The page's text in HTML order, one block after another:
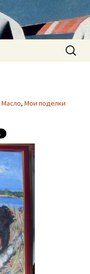
Найти:
Масло, Мои поделки